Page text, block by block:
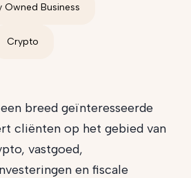
Owned Business
Crypto
breed geïnteresseerde
cliënten op het gebied van
vastgoed,
en fiscale